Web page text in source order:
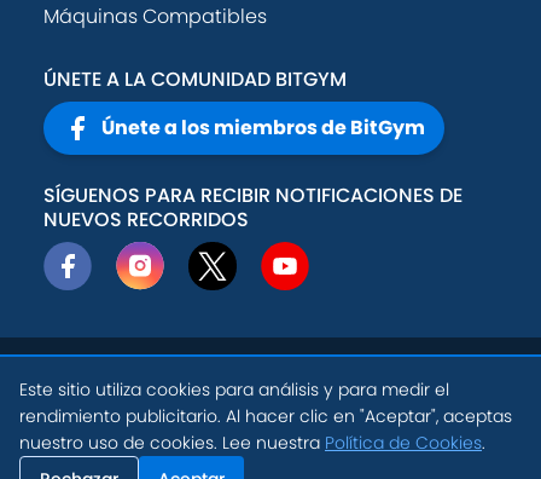
Máquinas Compatibles
ÚNETE A LA COMUNIDAD BITGYM
Únete a los miembros de BitGym
SÍGUENOS PARA RECIBIR NOTIFICACIONES DE
NUEVOS RECORRIDOS
© 2026
Active
Theory, Inc.
Política de
privacidad
Condiciones de
Configuración de
ES
Este sitio utiliza cookies para análisis y para medir el
rendimiento publicitario. Al hacer clic en "Aceptar", aceptas
nuestro uso de cookies. Lee nuestra Política de Cookies.